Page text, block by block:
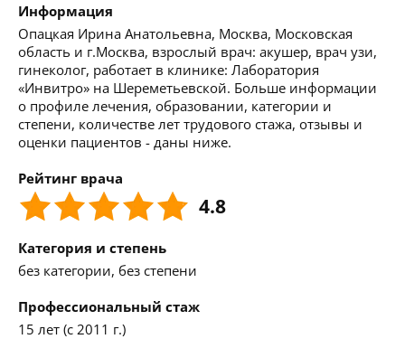
Информация
Опацкая Ирина Анатольевна, Москва, Московская
область и г.Москва, взрослый врач: акушер, врач узи,
гинеколог, работает в клинике: Лаборатория
«Инвитро» на Шереметьевской. Больше информации
о профиле лечения, образовании, категории и
степени, количестве лет трудового стажа, отзывы и
оценки пациентов - даны ниже.
Рейтинг врача
4.8
Категория и степень
без категории, без степени
Профессиональный стаж
15 лет (с 2011 г.)